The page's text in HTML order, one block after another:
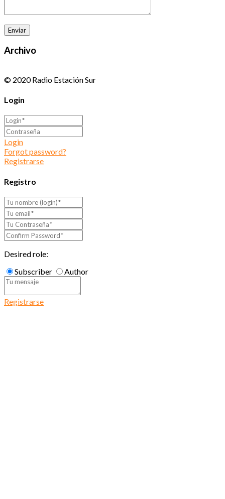
Archivo
© 2020 Radio Estación Sur
Login
Login
Forgot password?
Registrarse
Registro
Desired role:
Subscriber
Author
Registrarse